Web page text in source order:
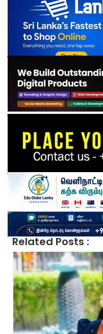
Related Posts :